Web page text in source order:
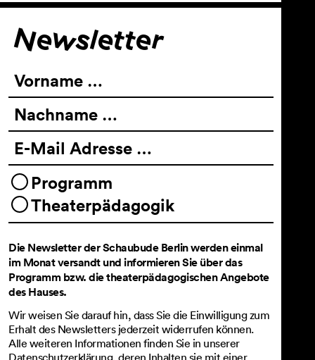
Für den
Newsletter
Vorname …
Nachname …
E-Mail Adresse …
Programm
Theaterpädagogik
Die Newsletter der Schaubude Berlin werden einmal
im Monat versandt und informieren Sie über das
Programm bzw. die theaterpädagogischen Angebote
des Hauses.
Wir weisen Sie darauf hin, dass Sie die Einwilligung zum
Erhalt des Newsletters jederzeit widerrufen können.
Alle weiteren Informationen finden Sie in unserer
Datenschutzerklärung, deren Inhalten sie mit einer